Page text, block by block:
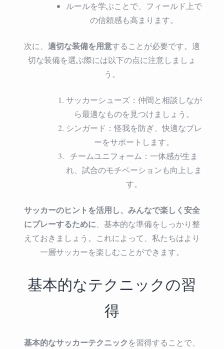
ルールを学ぶことで、フィールド上で
の信頼感も高まります。
次に、 適切な装備を用意することが必要です。適
切な装備を選ぶ際には以下の点に注意しましょ
う。
サッカーシューズ：仲間と相談しなが
ら最適なものを見つけましょう。
シンガード：怪我を防ぎ、快適なプレ
ーをサポートします。
チームユニフォーム：一体感が生ま
れ、試合のモチベーションも向上しま
す。
サッカーのヒントを活用し、みんなで楽しく安全
にプレーするために 、基本的な準備をしっかり整
えておきましょう。これによって、私たちはより
一層サッカーを楽しむことができます。
基本的なテクニックの習
得
基本的なサッカーテクニックを習得することで、